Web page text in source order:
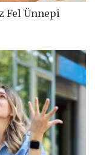
Fel Ünnepi